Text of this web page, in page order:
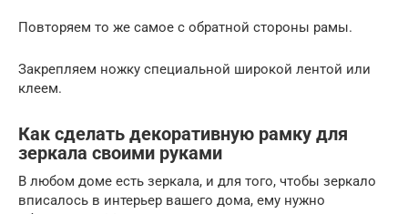
Повторяем то же самое с обратной стороны рамы.
Закрепляем ножку специальной широкой лентой или
клеем.
Как сделать декоративную рамку для
зеркала своими руками
В любом доме есть зеркала, и для того, чтобы зеркало
вписалось в интерьер вашего дома, ему нужно